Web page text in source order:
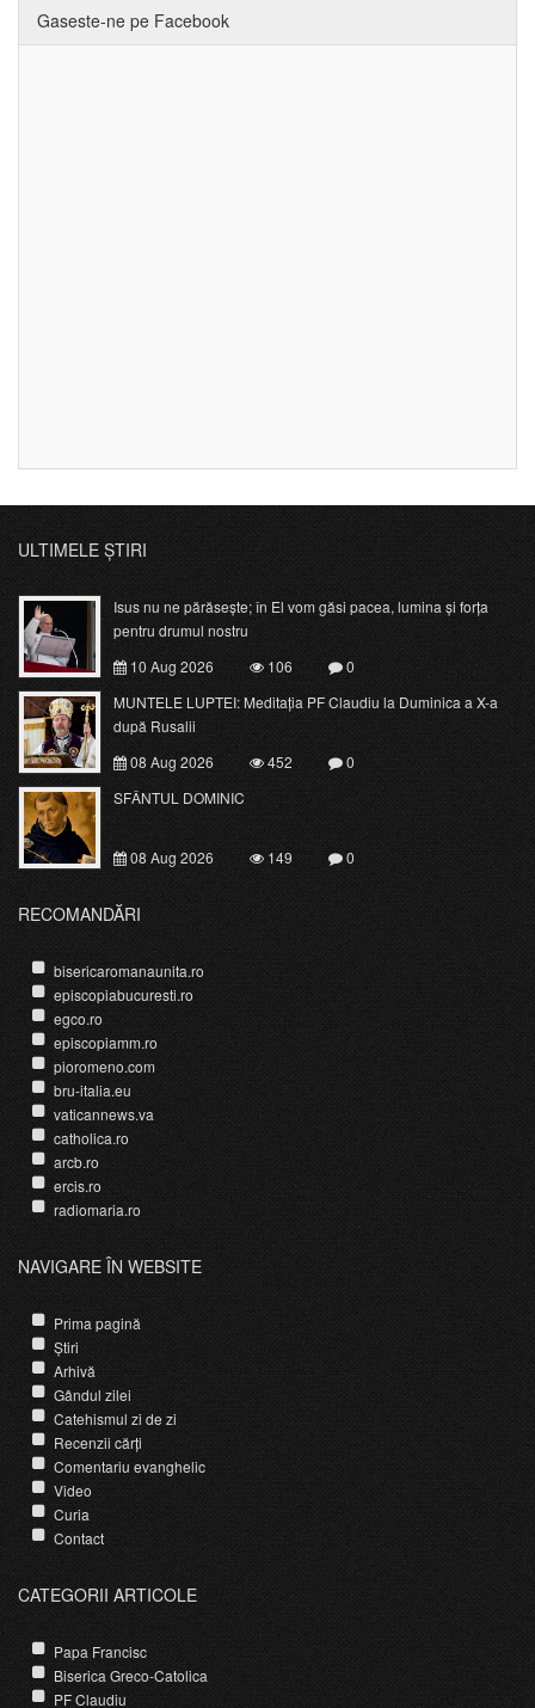
Gaseste-ne pe Facebook
ULTIMELE ȘTIRI
Isus nu ne părăsește; în El vom găsi pacea, lumina și forța
pentru drumul nostru
10 Aug 2026
106
0
MUNTELE LUPTEI: Meditația PF Claudiu la Duminica a X-a
după Rusalii
08 Aug 2026
452
0
SFÂNTUL DOMINIC
08 Aug 2026 149 0
RECOMANDĂRI
bisericaromanaunita.ro
episcopiabucuresti.ro
egco.ro
episcopiamm.ro
pioromeno.com
bru-italia.eu
vaticannews.va
catholica.ro
arcb.ro
ercis.ro
radiomaria.ro
NAVIGARE ÎN WEBSITE
Prima pagină
Știri
Arhivă
Gândul zilei
Catehismul zi de zi
Recenzii cărți
Comentariu evanghelic
Video
Curia
Contact
CATEGORII ARTICOLE
Papa Francisc
Biserica Greco-Catolica
PF Claudiu